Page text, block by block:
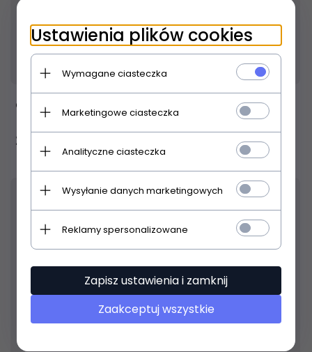
aS 586020 tłumik do trąbki
280,
Ustawienia plików cookies
Wymagane ciasteczka
Marketingowe ciasteczka
Analityczne ciasteczka
Wysyłanie danych marketingowych
Reklamy spersonalizowane
Zapisz ustawienia i zamknij
Zaakceptuj wszystkie